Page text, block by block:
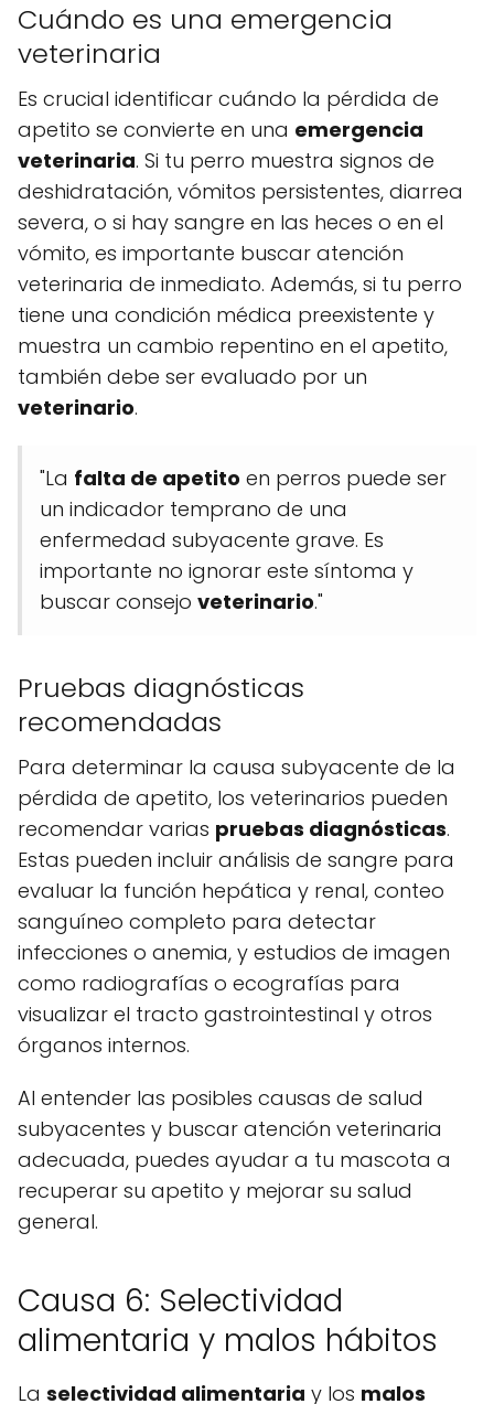
Cuándo es una emergencia
veterinaria
Es crucial identificar cuándo la pérdida de
apetito se convierte en una emergencia
veterinaria. Si tu perro muestra signos de
deshidratación, vómitos persistentes, diarrea
severa, o si hay sangre en las heces o en el
vómito, es importante buscar atención
veterinaria de inmediato. Además, si tu perro
tiene una condición médica preexistente y
muestra un cambio repentino en el apetito,
también debe ser evaluado por un
veterinario.
"La falta de apetito en perros puede ser
un indicador temprano de una
enfermedad subyacente grave. Es
importante no ignorar este síntoma y
buscar consejo veterinario."
Pruebas diagnósticas
recomendadas
Para determinar la causa subyacente de la
pérdida de apetito, los veterinarios pueden
recomendar varias pruebas diagnósticas.
Estas pueden incluir análisis de sangre para
evaluar la función hepática y renal, conteo
sanguíneo completo para detectar
infecciones o anemia, y estudios de imagen
como radiografías o ecografías para
visualizar el tracto gastrointestinal y otros
órganos internos.
Al entender las posibles causas de salud
subyacentes y buscar atención veterinaria
adecuada, puedes ayudar a tu mascota a
recuperar su apetito y mejorar su salud
general.
Causa 6: Selectividad
alimentaria y malos hábitos
La selectividad alimentaria y los malos